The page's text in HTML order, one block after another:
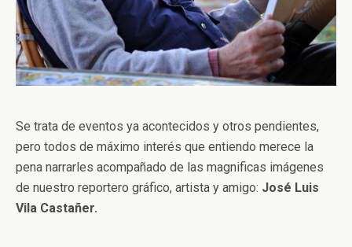
Se trata de eventos ya acontecidos y otros pendientes,
pero todos de máximo interés que entiendo merece la
pena narrarles acompañado de las magnificas imágenes
de nuestro reportero gráfico, artista y amigo: José Luis
Vila Castañer.